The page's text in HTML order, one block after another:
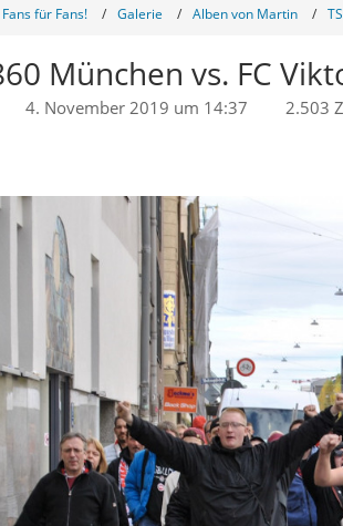
für Fans! Galerie Alben von Martin
München vs. FC
4. November 2019 um 14:37 2.503